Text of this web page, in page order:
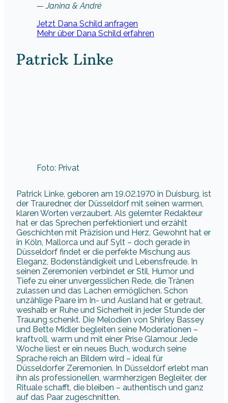
— Janina & André
Jetzt Dana Schild anfragen
Mehr über Dana Schild erfahren
Patrick Linke
Foto: Privat
Patrick Linke, geboren am 19.02.1970 in Duisburg, ist
der Trauredner, der Düsseldorf mit seinen warmen,
klaren Worten verzaubert. Als gelernter Redakteur
hat er das Sprechen perfektioniert und erzählt
Geschichten mit Präzision und Herz. Gewohnt hat er
in Köln, Mallorca und auf Sylt – doch gerade in
Düsseldorf findet er die perfekte Mischung aus
Eleganz, Bodenständigkeit und Lebensfreude. In
seinen Zeremonien verbindet er Stil, Humor und
Tiefe zu einer unvergesslichen Rede, die Tränen
zulassen und das Lachen ermöglichen. Schon
unzählige Paare im In- und Ausland hat er getraut,
weshalb er Ruhe und Sicherheit in jeder Stunde der
Trauung schenkt. Die Melodien von Shirley Bassey
und Bette Midler begleiten seine Moderationen –
kraftvoll, warm und mit einer Prise Glamour. Jede
Woche liest er ein neues Buch, wodurch seine
Sprache reich an Bildern wird – ideal für
Düsseldorfer Zeremonien. In Düsseldorf erlebt man
ihn als professionellen, warmherzigen Begleiter, der
Rituale schafft, die bleiben – authentisch und ganz
auf das Paar zugeschnitten.